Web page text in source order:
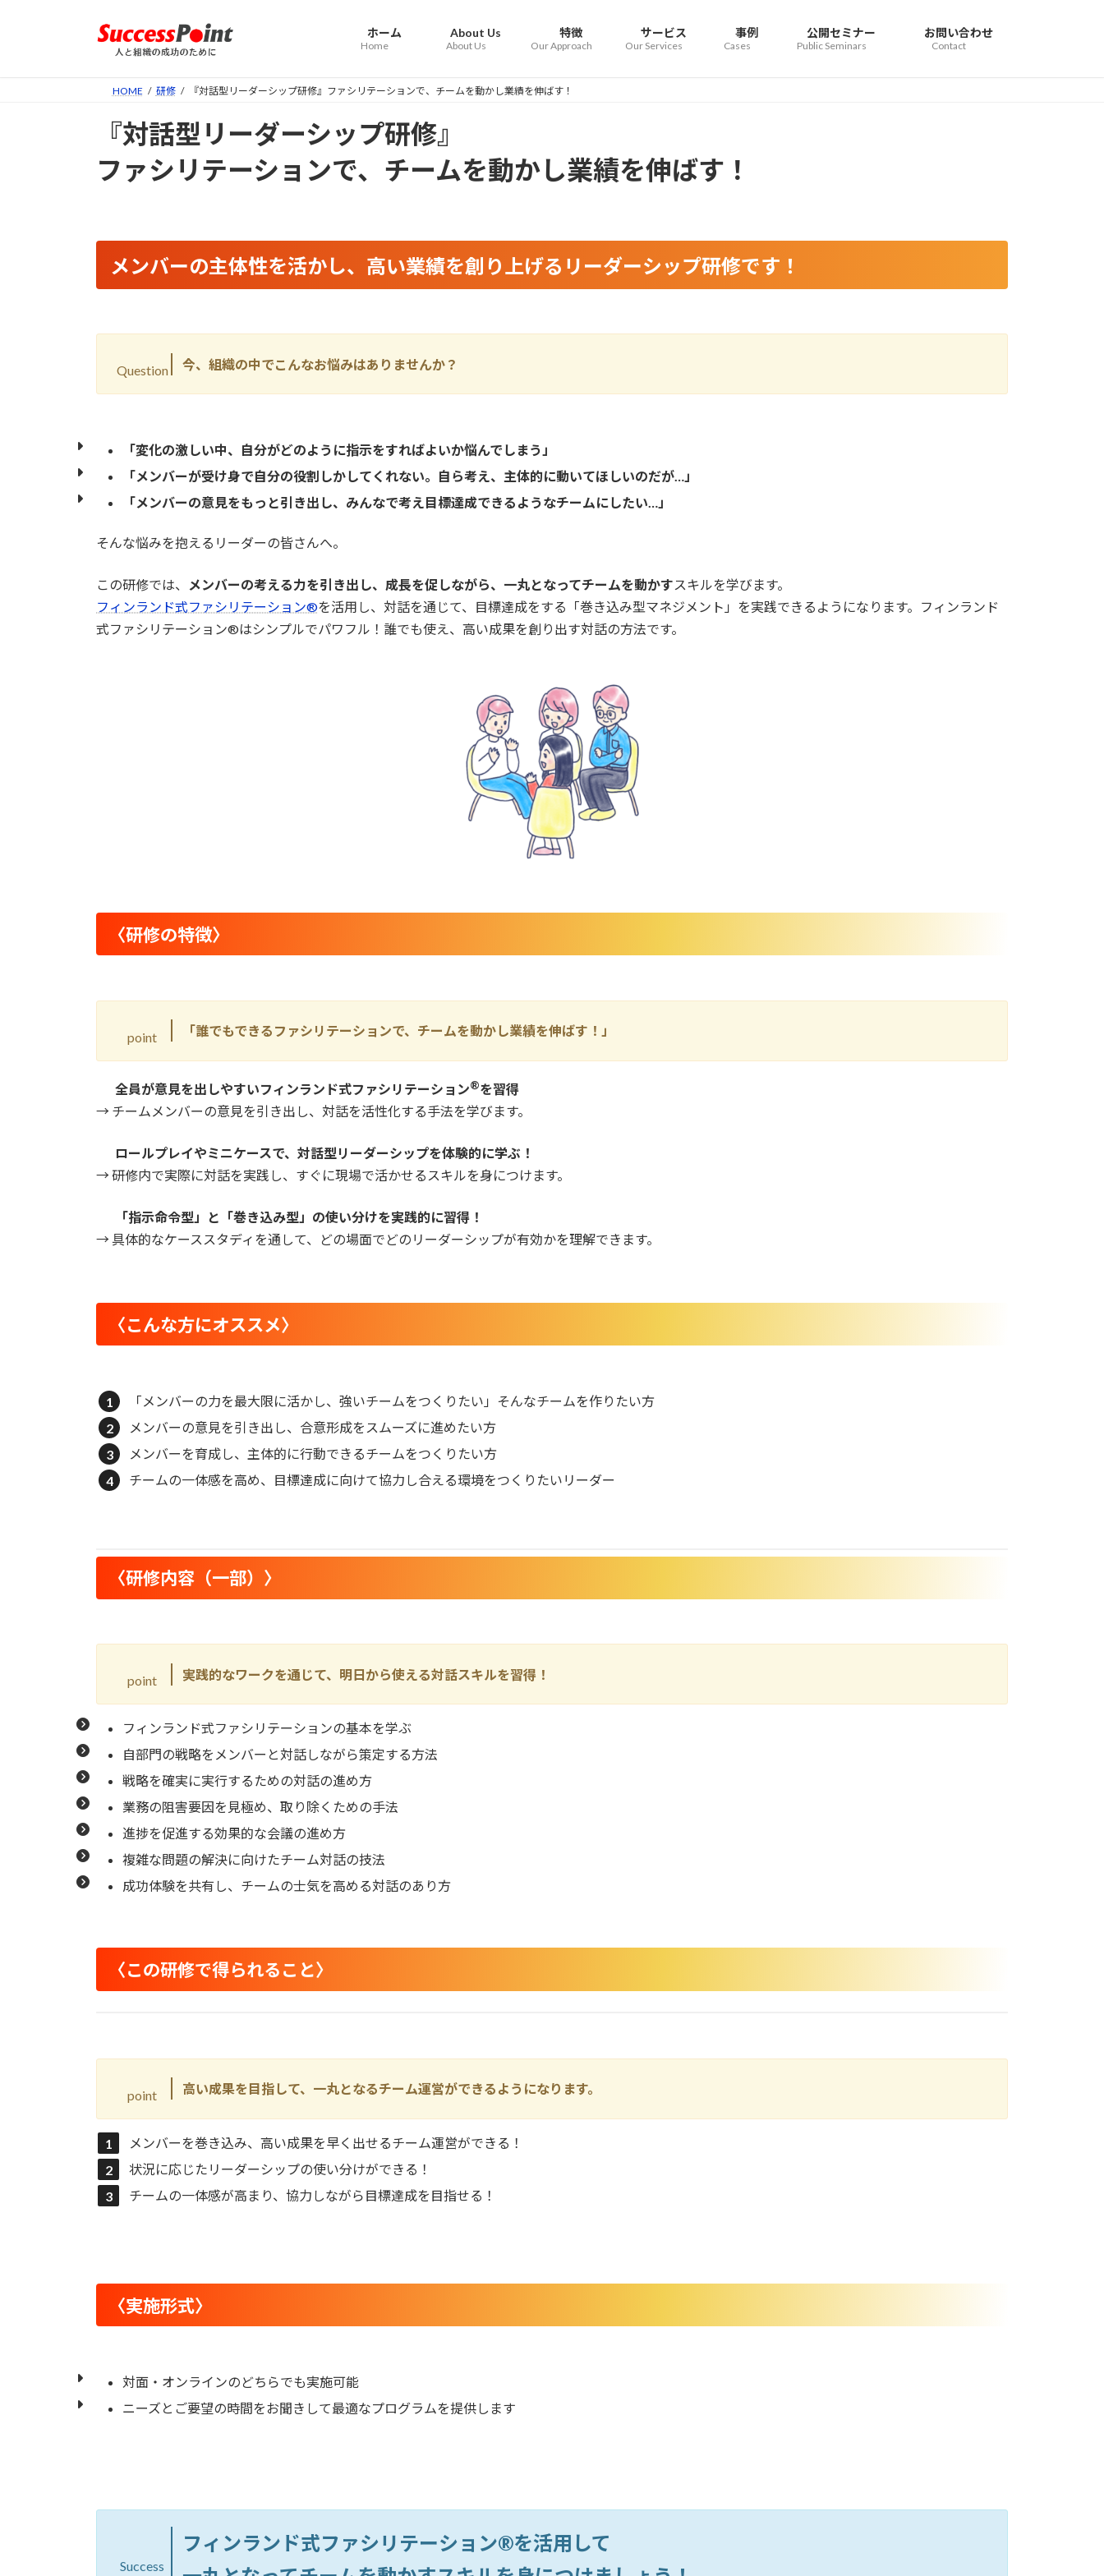
ホーム
Home
About Us
About Us
特徴
Our Approach
サービス
Our Services
事例
Cases
公開セミナー
Public Seminars
お問い合わせ
Contact
HOME 研修 『対話型リーダーシップ研修』ファシリテーションで、チームを動かし業績を伸ばす！
『対話型リーダーシップ研修』
ファシリテーションで、チームを動かし業績を伸ばす！
メンバーの主体性を活かし、高い業績を創り上げるリーダーシップ研修です ！
Question 今、組織の中でこんなお悩みはありませんか？
「変化の激しい中、自分がどのように指示をすればよいか悩んでしまう」
「メンバーが受け身で自分の役割しかしてくれない。自ら考え、主体的に動いてほしいのだが…」
「メンバーの意見をもっと引き出し、みんなで考え目標達成できるようなチームにしたい…」
そんな悩みを抱えるリーダーの皆さんへ。
この研修では、 メンバーの考える力を引き出し、成長を促しながら、一丸となってチームを動かす スキルを学びます。
フィンランド式ファシリテーション®を活用し、対話を通じて、目標達成をする「巻き込み型マネジメント」を実践できるようになります。フィンランド
式ファシリテーション®はシンプルでパワフル！誰でも使え、高い成果を創り出す対話の方法です。
〈研修の特徴〉
point 「誰でもできるファシリテーションで、チームを動かし業績を伸ばす！」
全員が意見を出しやすいフィンランド式ファシリテーション®を習得
→ チームメンバーの意見を引き出し、対話を活性化する手法を学びます。
ロールプレイやミニケースで、対話型リーダーシップを体験的に学ぶ！
→ 研修内で実際に対話を実践し、すぐに現場で活かせるスキルを身につけます。
「指示命令型」と「巻き込み型」の使い分けを実践的に習得！
→ 具体的なケーススタディを通して、どの場面でどのリーダーシップが有効かを理解できます。
〈こんな方にオススメ〉
「メンバーの力を最大限に活かし、強いチームをつくりたい」そんなチームを作りたい方
メンバーの意見を引き出し、合意形成をスムーズに進めたい方
メンバーを育成し、主体的に行動できるチームをつくりたい方
チームの一体感を高め、目標達成に向けて協力し合える環境をつくりたいリーダー
〈研修内容（一部） 〉
point 実践的なワークを通じて、明日から使える対話スキルを習得！
フィンランド式ファシリテーションの基本を学ぶ
自部門の戦略をメンバーと対話しながら策定する方法
戦略を確実に実行するための対話の進め方
業務の阻害要因を見極め、取り除くための手法
進捗を促進する効果的な会議の進め方
複雑な問題の解決に向けたチーム対話の技法
成功体験を共有し、チームの士気を高める対話のあり方
〈この研修で得られること〉
point 高い成果を目指して、一丸となるチーム運営ができるようになります。
メンバーを巻き込み、高い成果を早く出せるチーム運営ができる！
状況に応じたリーダーシップの使い分けができる！
チームの一体感が高まり、協力しながら目標達成を目指せる！
〈実施形式〉
対面・オンラインのどちらでも実施可能
ニーズとご要望の時間をお聞きして最適なプログラムを提供します
Success
フィンランド式ファシリテーション®を活用して